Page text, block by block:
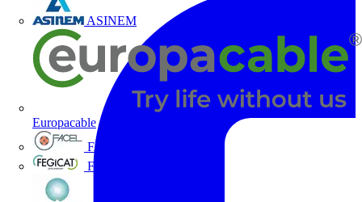
ASINEM
Europacable
FACEL
Fegicat